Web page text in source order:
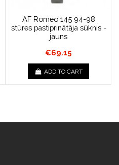
AF Romeo 145 94-98
stūres pastiprinātāja sūknis -
jauns
€69.15
ADD TO CART